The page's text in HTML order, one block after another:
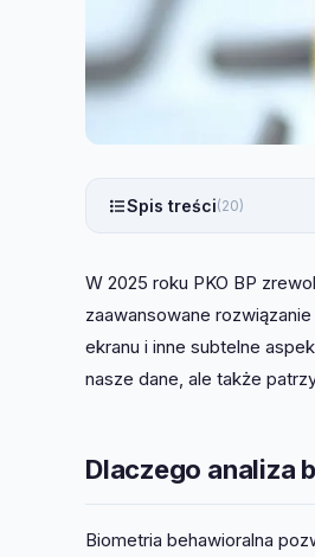
Spis treści(20)
W 2025 roku PKO BP
zaawansowane
ekranu i inne subtelne
nasze dane, ale także
Dlaczego analiza
Biometria behawioralna